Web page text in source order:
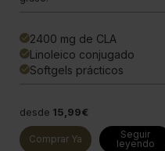
done2400 mg de CLA
doneLinoleico conjugado
doneSoftgels prácticos
desde 15,99€
Comprar Ya
Seguir
leyendo